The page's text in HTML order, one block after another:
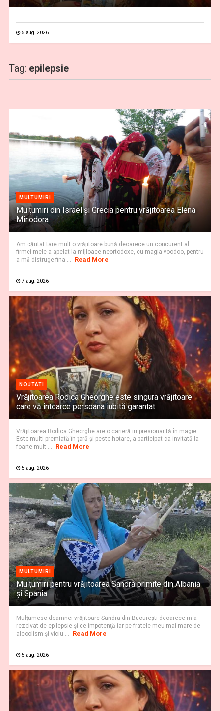
5 aug. 2026
Tag: epilepsie
MULTUMIRI
Mulţumiri din Israel și Grecia pentru vrăjitoarea Elena
Minodora
Am căutat tare mult o vrăjitoare bună deoarece un concurent al
firmei mele a apelat la mijloace neortodoxe, cu magia voodoo, pentru
a mă distruge fina ...
Read More
7 aug. 2026
NOUTATI
Vrăjitoarea Rodica Gheorghe este singura vrăjitoare
care vă întoarce persoana iubită garantat
Vrăjitoarea Rodica Gheorghe are o carieră impresionantă în magie.
Este multi premiată în țară și peste hotare, a participat ca invitată la
foarte mult ...
Read More
5 aug. 2026
MULTUMIRI
Mulţumiri pentru vrăjitoarea Sandra primite din Albania
și Spania
Mulţumesc doamnei vrăjitoare Sandra din București deoarece m-a
rezolvat de epilepsie și de impotenţă iar pe fratele meu mai mare de
alcoolism și viciu ...
Read More
5 aug. 2026